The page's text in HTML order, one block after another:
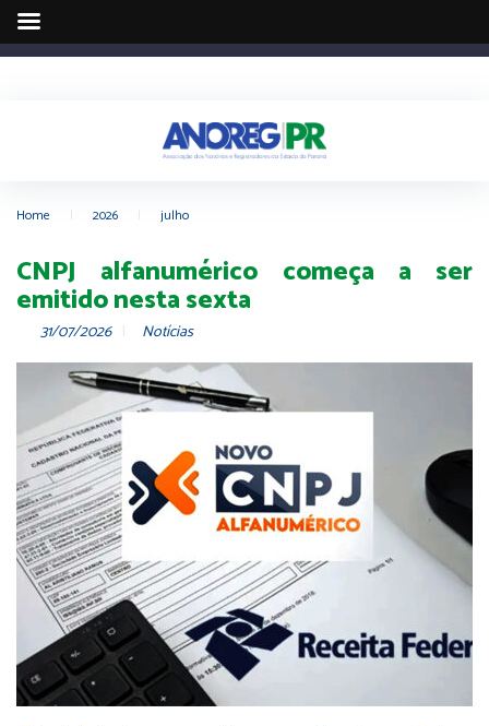
Home 2026 julho
CNPJ alfanumérico começa a ser
emitido nesta sexta
31/07/2026 Notícias